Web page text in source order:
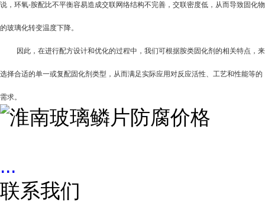
说，环氧-胺配比不平衡容易造成交联网络结构不完善，交联密度低，从而导致固化物
的玻璃化转变温度下降。
因此，在进行配方设计和优化的过程中，我们可根据胺类固化剂的相关特点，来
选择合适的单一或复配固化剂类型，从而满足实际应用对反应活性、工艺和性能等的
需求。
...
联系我们